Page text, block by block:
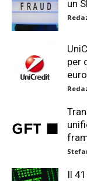
un
per
Il